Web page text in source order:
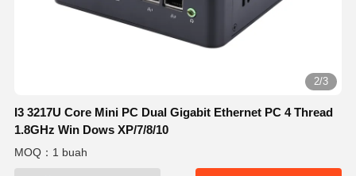
2/3
I3 3217U Core Mini PC Dual Gigabit Ethernet PC 4 Thread
1.8GHz Win Dows XP/7/8/10
MOQ：1 buah